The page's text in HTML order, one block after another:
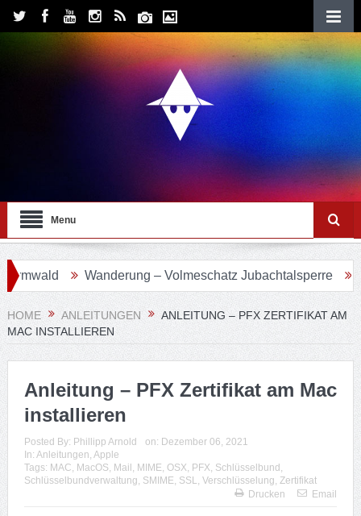
Menu
Wanderung – Volmeschatz Jubachtalsperre
HOME ANLEITUNGEN
ANLEITUNG – PFX ZERTIFIKAT AM
MAC INSTALLIEREN
Anleitung – PFX Zertifikat am Mac
installieren
Posted By: Phillipp Arnold on: Dezember 06, 2021
In: Anleitungen Apple
Tags: MAC MacOS Mail MIME OSX PFX Schlüsselbund
Schlüsselbundverwaltung SMIME SSL Verschlüsselung Zertifikat
Drucken
Email